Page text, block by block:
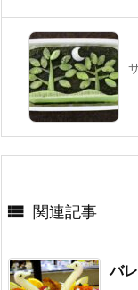
 関連記事
バ